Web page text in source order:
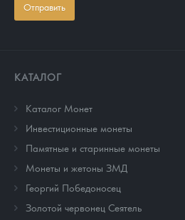
Отправить
КАТАЛОГ
Каталог Монет
Инвестиционные монеты
Памятные и старинные монеты
Монеты и жетоны ЗМД
Георгий Победоносец
Золотой червонец Сеятель